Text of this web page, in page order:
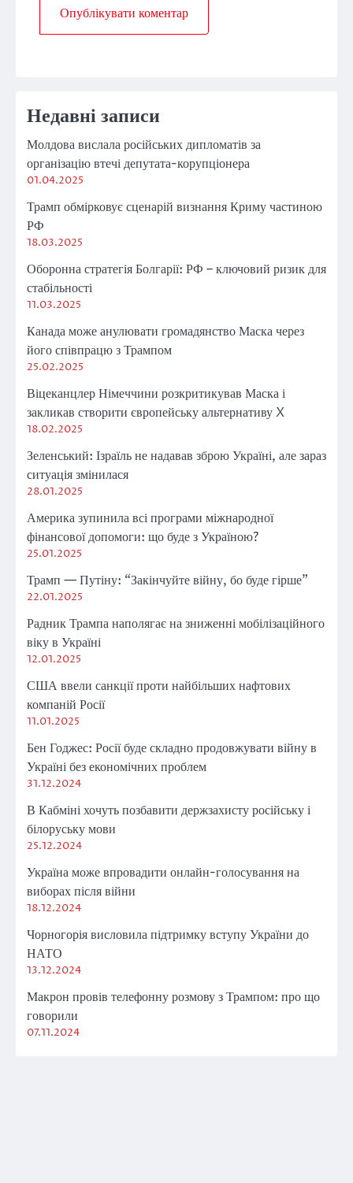
Недавні записи
Молдова вислала російських дипломатів за
організацію втечі депутата-корупціонера
01.04.2025
Трамп обмірковує сценарій визнання Криму частиною
РФ
18.03.2025
Оборонна стратегія Болгарії: РФ – ключовий ризик для
стабільності
11.03.2025
Канада може анулювати громадянство Маска через
його співпрацю з Трампом
25.02.2025
Віцеканцлер Німеччини розкритикував Маска і
закликав створити європейську альтернативу X
18.02.2025
Зеленський: Ізраїль не надавав зброю Україні, але зараз
ситуація змінилася
28.01.2025
Америка зупинила всі програми міжнародної
фінансової допомоги: що буде з Україною?
25.01.2025
Трамп — Путіну: “Закінчуйте війну, бо буде гірше”
22.01.2025
Радник Трампа наполягає на зниженні мобілізаційного
віку в Україні
12.01.2025
США ввели санкції проти найбільших нафтових
компаній Росії
11.01.2025
Бен Годжес: Росії буде складно продовжувати війну в
Україні без економічних проблем
31.12.2024
В Кабміні хочуть позбавити держзахисту російську і
білоруську мови
25.12.2024
Україна може впровадити онлайн-голосування на
виборах після війни
18.12.2024
Чорногорія висловила підтримку вступу України до
НАТО
13.12.2024
Макрон провів телефонну розмову з Трампом: про що
говорили
07.11.2024